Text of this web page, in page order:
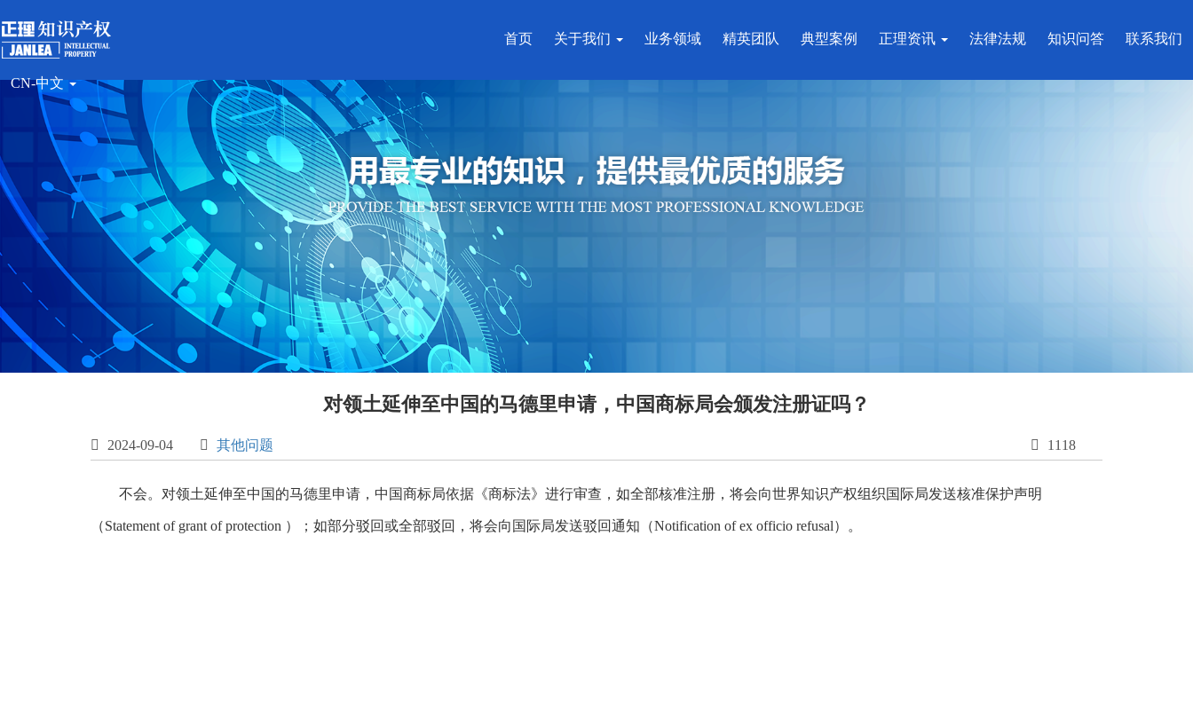
CN-中文
首页 关于我们 业务领域 精英团队 典型案例 正理资讯 法律法规 知识问答 联系我们
对领土延伸至中国的马德里申请，中国商标局会颁发注册证吗？
 2024-09-04  其他问题  1118
不会。对领土延伸至中国的马德里申请，中国商标局依据《商标法》进行审查，如全部核准注册，将会向世界知识产权组织国际局发送核准保护声明
（Statement of grant of protection ）；如部分驳回或全部驳回，将会向国际局发送驳回通知（Notification of ex officio refusal）。